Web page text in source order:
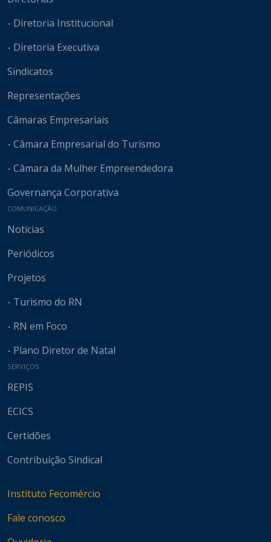
- Diretoria Institucional
- Diretoria Executiva
Sindicatos
Representações
Câmaras Empresariais
- Câmara Empresarial do Turismo
- Câmara da Mulher Empreendedora
Governança Corporativa
COMUNICAÇÃO
Notícias
Periódicos
Projetos
- Turismo do RN
- RN em Foco
- Plano Diretor de Natal
SERVIÇOS
REPIS
ECICS
Certidões
Contribuição Sindical
Instituto Fecomércio
Fale conosco